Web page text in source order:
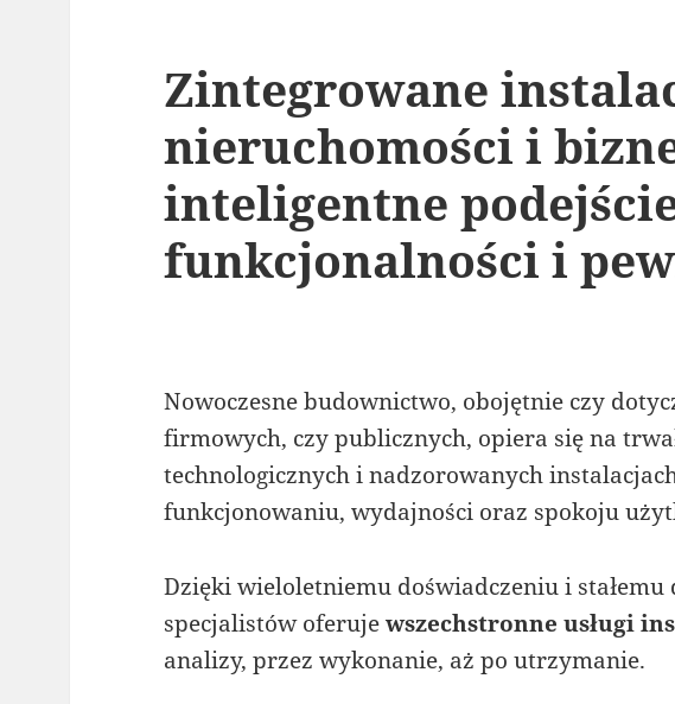
Zintegrowane
nieruchomości i
inteligentne
funkcjonalności i
Nowoczesne budownictwo, obojętnie czy
firmowych, czy publicznych, opiera się na
technologicznych i nadzorowanych
funkcjonowaniu, wydajności oraz spokoju
Dzięki wieloletniemu doświadczeniu i stałemu
specjalistów oferujewszechstronne usługi
analizy, przez wykonanie, aż po utrzymanie.